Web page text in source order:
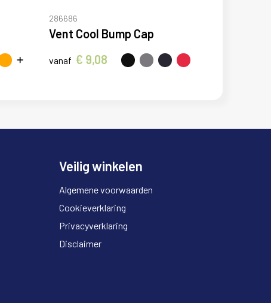
286686
Vent Cool Bump Cap
vanaf € 9,08
Veilig winkelen
Algemene voorwaarden
Cookieverklaring
Privacyverklaring
Disclaimer